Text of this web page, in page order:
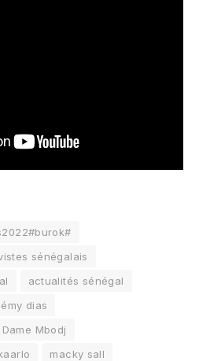
sénégalais
actualités sénégal
dias
Dame Mbodj
macky sall